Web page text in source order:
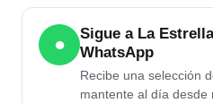
●
Sigue a La
WhatsApp
Recibe una selección
mantente al día desde